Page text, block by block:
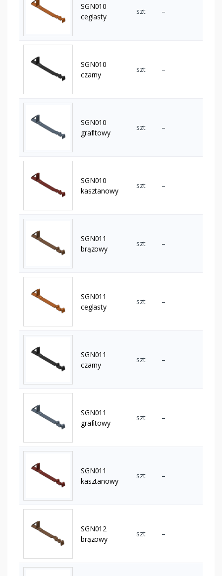
SGN010
ceglasty
szt –
SGN010
czarny
szt –
SGN010
grafitowy
szt –
SGN010
kasztanowy
szt –
SGN011
brązowy
szt –
SGN011
ceglasty
szt –
SGN011
czarny
szt –
SGN011
grafitowy
szt –
SGN011
kasztanowy
szt –
SGN012
brązowy
szt –